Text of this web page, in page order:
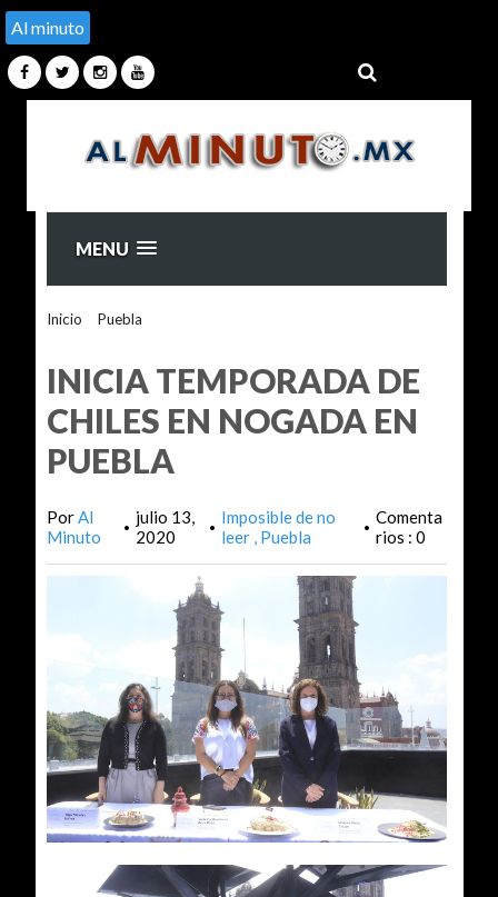
Al minuto
MENU
Inicio Puebla
INICIA TEMPORADA DE
CHILES EN NOGADA EN
PUEBLA
PorAl
Minuto
• julio 13,
2020
• Imposible de no
leer Puebla • Comenta
rios : 0